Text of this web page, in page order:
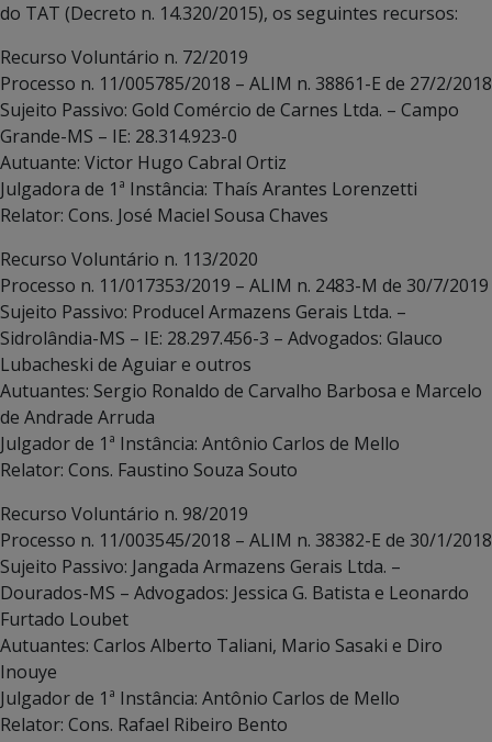
do TAT (Decreto n. 14.320/2015), os seguintes recursos:
Recurso Voluntário n. 72/2019
Processo n. 11/005785/2018 – ALIM n. 38861-E de 27/2/2018
Sujeito Passivo: Gold Comércio de Carnes Ltda. – Campo
Grande-MS – IE: 28.314.923-0
Autuante: Victor Hugo Cabral Ortiz
Julgadora de 1ª Instância: Thaís Arantes Lorenzetti
Relator: Cons. José Maciel Sousa Chaves
Recurso Voluntário n. 113/2020
Processo n. 11/017353/2019 – ALIM n. 2483-M de 30/7/2019
Sujeito Passivo: Producel Armazens Gerais Ltda. –
Sidrolândia-MS – IE: 28.297.456-3 – Advogados: Glauco
Lubacheski de Aguiar e outros
Autuantes: Sergio Ronaldo de Carvalho Barbosa e Marcelo
de Andrade Arruda
Julgador de 1ª Instância: Antônio Carlos de Mello
Relator: Cons. Faustino Souza Souto
Recurso Voluntário n. 98/2019
Processo n. 11/003545/2018 – ALIM n. 38382-E de 30/1/2018
Sujeito Passivo: Jangada Armazens Gerais Ltda. –
Dourados-MS – Advogados: Jessica G. Batista e Leonardo
Furtado Loubet
Autuantes: Carlos Alberto Taliani, Mario Sasaki e Diro
Inouye
Julgador de 1ª Instância: Antônio Carlos de Mello
Relator: Cons. Rafael Ribeiro Bento